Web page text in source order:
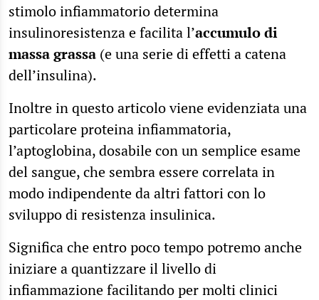
stimolo infiammatorio determina
insulinoresistenza e facilita l’accumulo di
massa grassa (e una serie di effetti a catena
dell’insulina).
Inoltre in questo articolo viene evidenziata una
particolare proteina infiammatoria,
l’aptoglobina, dosabile con un semplice esame
del sangue, che sembra essere correlata in
modo indipendente da altri fattori con lo
sviluppo di resistenza insulinica.
Significa che entro poco tempo potremo anche
iniziare a quantizzare il livello di
infiammazione facilitando per molti clinici